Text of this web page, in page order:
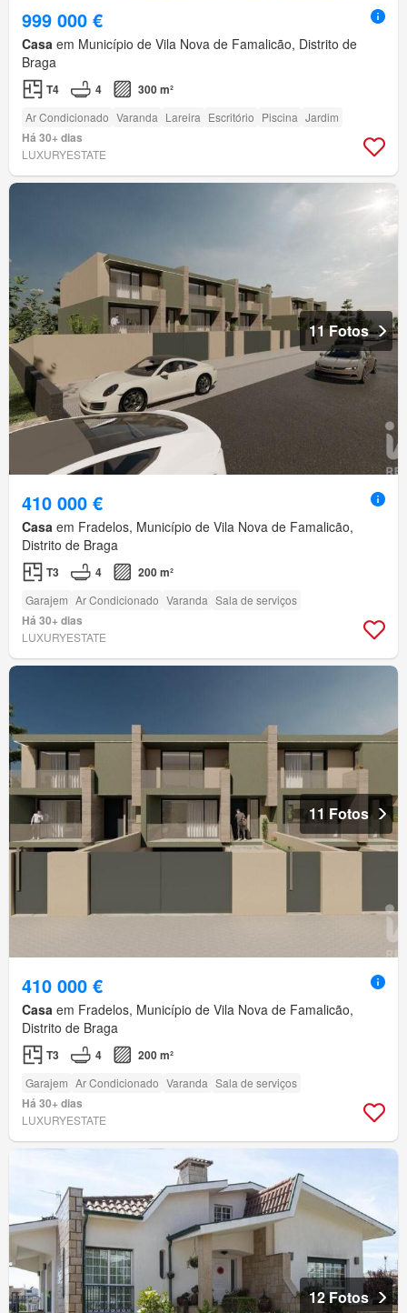
999 000 €
Casa em Município de Vila Nova de Famalicão, Distrito de
Braga
T4 4 300 m²
Ar Condicionado Varanda Lareira Escritório Piscina Jardim
Há 30+ dias
LUXURYESTATE
11 Fotos
410 000 €
Casa em Fradelos, Município de Vila Nova de Famalicão,
Distrito de Braga
T3 4 200 m²
Garajem Ar Condicionado Varanda Sala de serviços
Há 30+ dias
LUXURYESTATE
11 Fotos
410 000 €
Casa em Fradelos, Município de Vila Nova de Famalicão,
Distrito de Braga
T3 4 200 m²
Garajem Ar Condicionado Varanda Sala de serviços
Há 30+ dias
LUXURYESTATE
12 Fotos